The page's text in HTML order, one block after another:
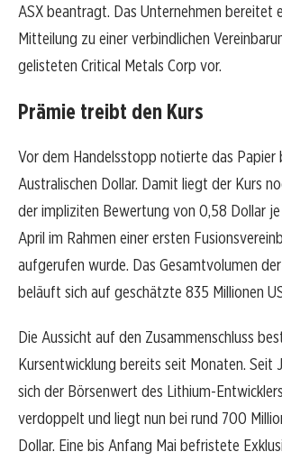
ASX beantragt. Das Unternehmen bereitet
Mitteilung zu einer verbindlichen
gelisteten Critical Metals Corp vor.
Prämie treibt den Kurs
Vor dem Handelsstopp notierte das Papier
Australischen Dollar. Damit liegt der Kurs
der impliziten Bewertung von 0,58 Dollar
April im Rahmen einer ersten
aufgerufen wurde. Das Gesamtvolumen
beläuft sich auf geschätzte 835 Millionen
Die Aussicht auf den Zusammenschluss
Kursentwicklung bereits seit Monaten. Seit
sich der Börsenwert des Lithium-
verdoppelt und liegt nun bei rund 700
Dollar. Eine bis Anfang Mai befristete